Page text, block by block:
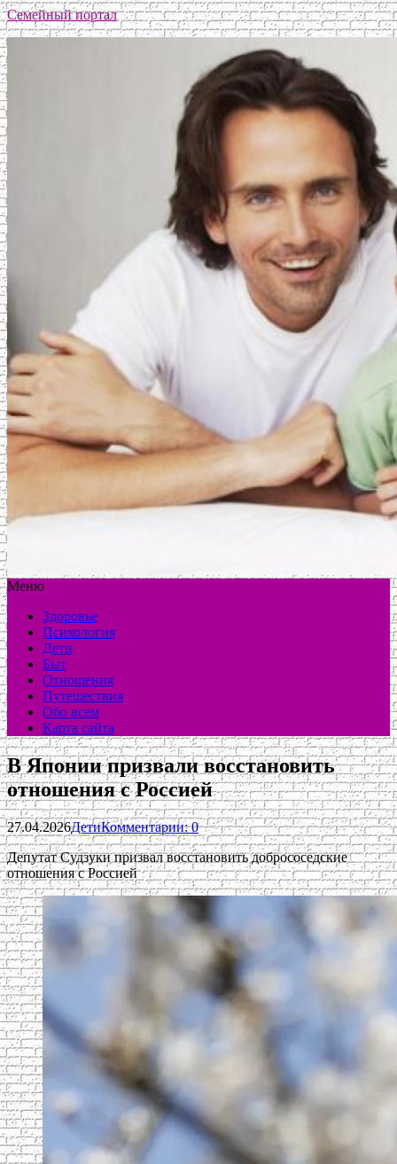
Семейный портал
Меню
Здоровье
Психология
Дети
Быт
Отношения
Путешествия
Обо всем
Карта сайта
В Японии призвали восстановить
отношения с Россией
27.04.2026ДетиКомментарии: 0
Депутат Судзуки призвал восстановить добрососедские
отношения с Россией